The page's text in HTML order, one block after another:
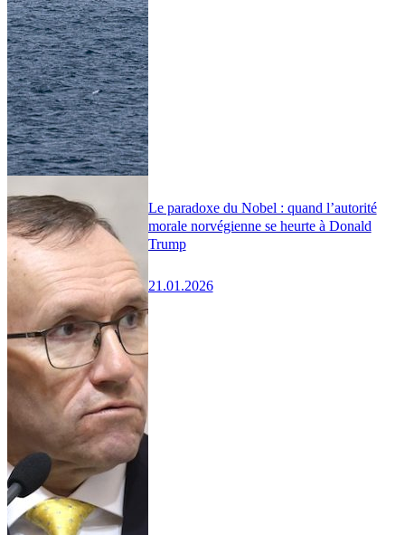
Le paradoxe du Nobel : quand l’autorité
morale norvégienne se heurte à Donald
Trump
21.01.2026